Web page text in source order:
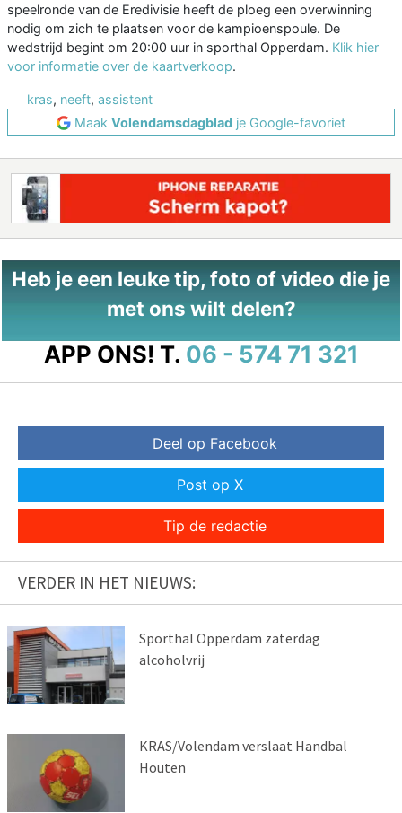
speelronde van de Eredivisie heeft de ploeg een overwinning
nodig om zich te plaatsen voor de kampioenspoule. De
wedstrijd begint om 20:00 uur in sporthal Opperdam. Klik hier
voor informatie over de kaartverkoop.
kras, neeft, assistent
Maak Volendamsdagblad je Google-favoriet
Heb je een leuke tip, foto of video die je
met ons wilt delen?
APP ONS! T. 06 - 574 71 321
Deel op Facebook
Post op X
Tip de redactie
VERDER IN HET NIEUWS:
Sporthal Opperdam zaterdag
alcoholvrij
KRAS/Volendam verslaat Handbal
Houten